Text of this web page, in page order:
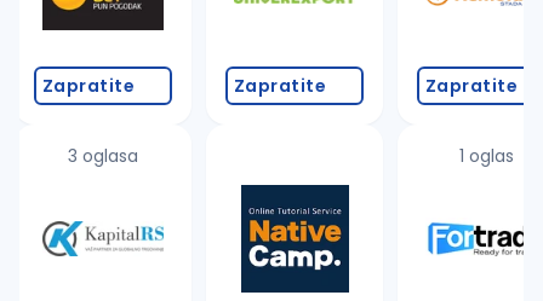
proverite pravopisne greške (koristite č, ć, š, đ,
promenite odabrane filtere pretrage
Zapratite
3 oglasa
Zapratite Zapratite
1 oglas